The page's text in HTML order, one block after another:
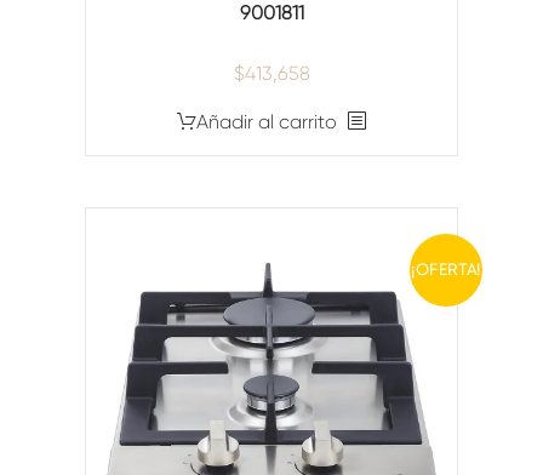
9001811
$413,658
Añadir al carrito
¡OFERTA!